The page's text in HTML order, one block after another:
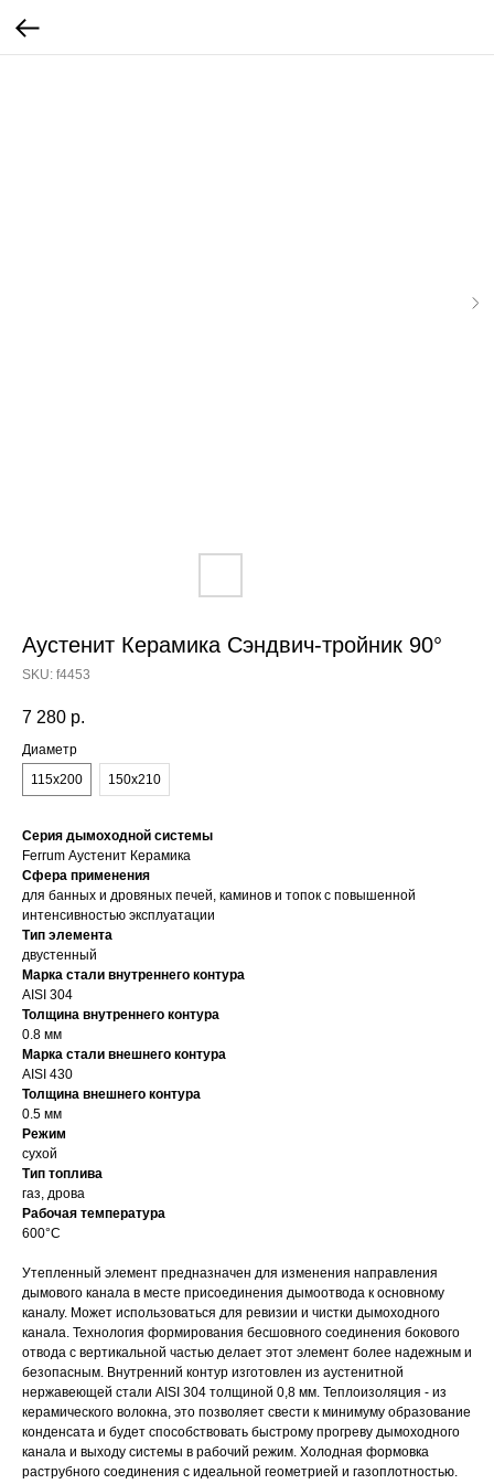
Аустенит Керамика Сэндвич-тройник 90°
SKU: f4453
7 280 р.
Диаметр
115х200
150х210
Серия дымоходной системы
Ferrum Аустенит Керамика
Сфера применения
для банных и дровяных печей, каминов и топок с повышенной
интенсивностью эксплуатации
Тип элемента
двустенный
Марка стали внутреннего контура
AISI 304
Толщина внутреннего контура
0.8 мм
Марка стали внешнего контура
AISI 430
Толщина внешнего контура
0.5 мм
Режим
сухой
Тип топлива
газ, дрова
Рабочая температура
600°С
Утепленный элемент предназначен для изменения направления
дымового канала в месте присоединения дымоотвода к основному
каналу. Может использоваться для ревизии и чистки дымоходного
канала. Технология формирования бесшовного соединения бокового
отвода с вертикальной частью делает этот элемент более надежным и
безопасным. Внутренний контур изготовлен из аустенитной
нержавеющей стали AISI 304 толщиной 0,8 мм. Теплоизоляция - из
керамического волокна, это позволяет свести к минимуму образование
конденсата и будет способствовать быстрому прогреву дымоходного
канала и выходу системы в рабочий режим. Холодная формовка
раструбного соединения с идеальной геометрией и газоплотностью.